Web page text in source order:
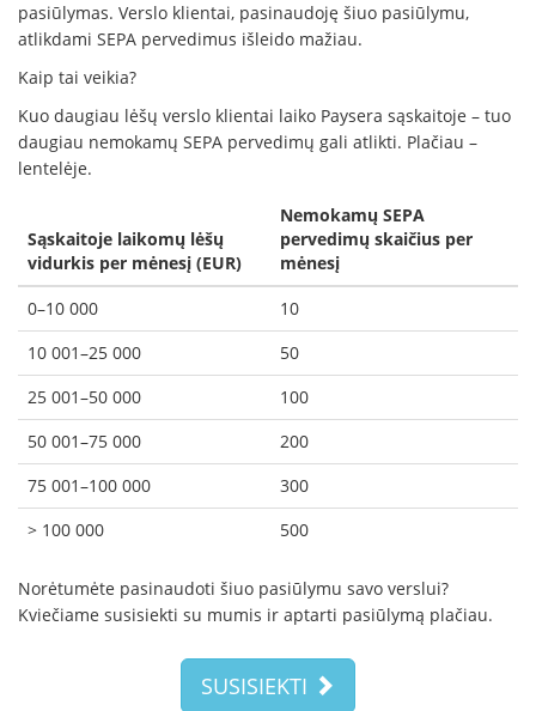
pasiūlymas. Verslo klientai, pasinaudoję šiuo pasiūlymu,
atlikdami SEPA pervedimus išleido mažiau.
Kaip tai veikia?
Kuo daugiau lėšų verslo klientai laiko Paysera sąskaitoje – tuo
daugiau nemokamų SEPA pervedimų gali atlikti. Plačiau –
lentelėje.
Sąskaitoje laikomų lėšų
vidurkis per mėnesį (EUR)
Nemokamų SEPA
pervedimų skaičius per
mėnesį
0–10 000
10
10 001–25 000
50
25 001–50 000
100
50 001–75 000
200
75 001–100 000
300
> 100 000
500
Norėtumėte pasinaudoti šiuo pasiūlymu savo verslui?
Kviečiame susisiekti su mumis ir aptarti pasiūlymą plačiau.
SUSISIEKTI